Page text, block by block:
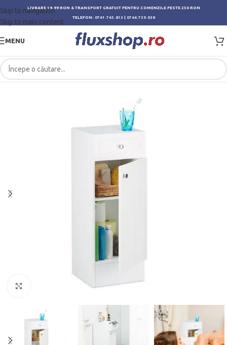
Skip to navigation
Skip to main content
LIVRARE 19.99 RON & TRANSPORT GRATUIT PENTRU COMENZILE PESTE 250 RON
TELEFON: 0741.745.813 0766.739.038
MENU